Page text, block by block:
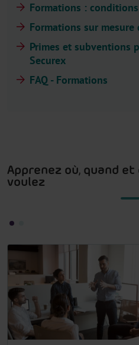
Formations :
Formations sur
Primes et subventions
Securex
FAQ - Formations
Apprenez où, quand
voulez